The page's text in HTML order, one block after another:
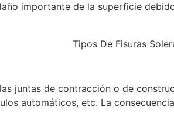
importante de la superficie
juntas de contracción o de
automáticos, etc. La